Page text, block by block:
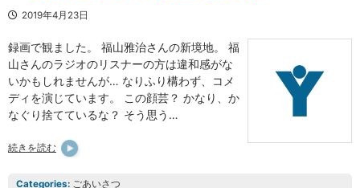
2019年4月23日
録画で観ました。 福山雅治さんの新境地。 福
山さんのラジオのリスナーの方は違和感がな
いかもしれませんが… なりふり構わず、コメ
ディを演じています。 この顔芸？ かなり、か
なぐり捨てているな？ そう思う…
続きを読む
Categories: ごあいさつ